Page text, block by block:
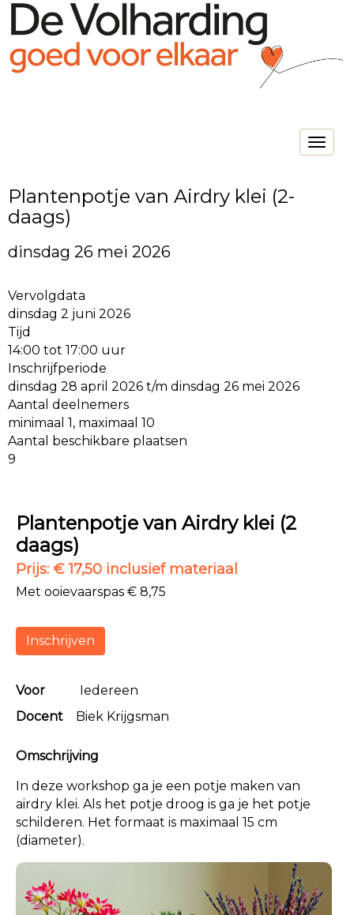
Toggle
Plantenpotje van Airdry klei (2-
daags)
dinsdag 26 mei 2026
Vervolgdata
dinsdag 2 juni 2026
Tijd
14:00 tot 17:00 uur
Inschrijfperiode
dinsdag 28 april 2026 t/m dinsdag 26 mei 2026
Aantal deelnemers
minimaal 1, maximaal 10
Aantal beschikbare plaatsen
9
Plantenpotje van Airdry klei (2
daags)
Prijs: € 17,50 inclusief materiaal
Met ooievaarspas € 8,75
Inschrijven
Voor Iedereen
Docent Biek Krijgsman
Omschrijving
In deze workshop ga je een potje maken van
airdry klei. Als het potje droog is ga je het potje
schilderen. Het formaat is maximaal 15 cm
(diameter).